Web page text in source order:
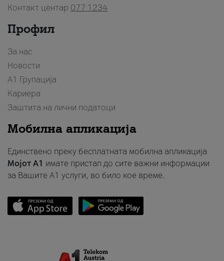
Контакт центар 077 1234
Профил
За нас
Новости
А1 Групација
Кариера
Заштита на лични податоци
Мобилна апликација
Единствено преку бесплатната мобилна апликација
Мојот A1 имате пристап до сите важни информации
за Вашите A1 услуги, во било кое време.